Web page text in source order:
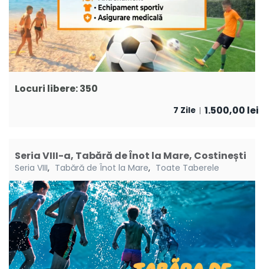
Locuri libere: 350
7 Zile 1.500,00 lei
Seria VIII-a, Tabără de Înot la Mare, Costinești
Seria VIII, Tabără de Înot la Mare, Toate Taberele